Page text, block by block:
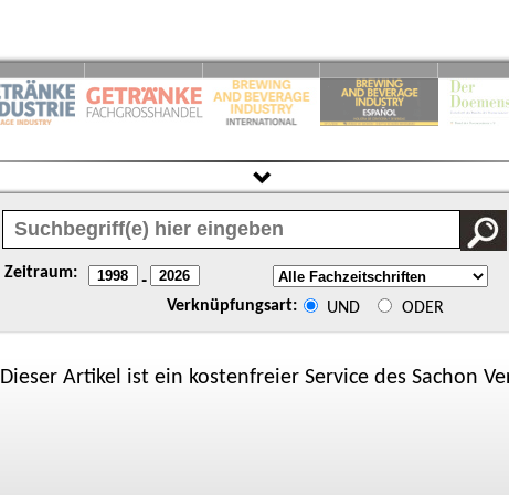
Zeitraum: -
Verknüpfungsart: UND ODER
Dieser Artikel ist ein kostenfreier Service des Sachon